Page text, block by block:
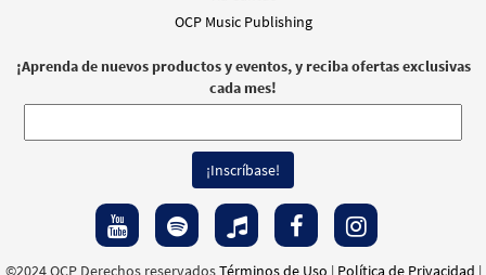
OCP Music Publishing
¡Aprenda de nuevos productos y eventos, y reciba ofertas exclusivas
cada mes!
©2024 OCP Derechos reservadosTérminos de Uso | Política de Privacidad |